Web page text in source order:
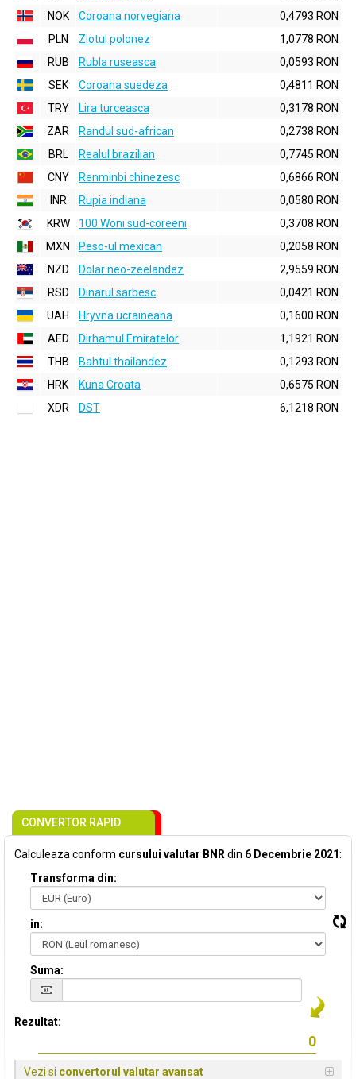
NOK
Coroana norvegiana
0,4793 RON
PLN
Zlotul polonez
1,0778 RON
RUB
Rubla ruseasca
0,0593 RON
SEK
Coroana suedeza
0,4811 RON
TRY
Lira turceasca
0,3178 RON
ZAR
Randul sud-african
0,2738 RON
BRL
Realul brazilian
0,7745 RON
CNY
Renminbi chinezesc
0,6866 RON
INR
Rupia indiana
0,0580 RON
KRW
100 Woni sud-coreeni
0,3708 RON
MXN
Peso-ul mexican
0,2058 RON
NZD
Dolar neo-zeelandez
2,9559 RON
RSD
Dinarul sarbesc
0,0421 RON
UAH
Hryvna ucraineana
0,1600 RON
AED
Dirhamul Emiratelor
1,1921 RON
THB
Bahtul thailandez
0,1293 RON
HRK
Kuna Croata
0,6575 RON
XDR
DST 6,1218 RON
CONVERTOR RAPID
Calculeaza conform cursului valutar BNR din 6 Decembrie 2021:
Transforma din:
in:
Suma:
Rezultat:
Vezi si convertorul valutar avansat